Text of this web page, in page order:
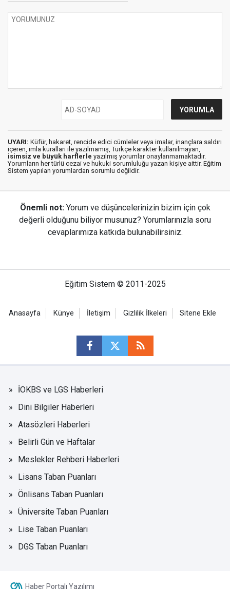
UYARI: Küfür, hakaret, rencide edici cümleler veya imalar, inançlara saldırı
içeren, imla kuralları ile yazılmamış, Türkçe karakter kullanılmayan,
isimsiz ve büyük harflerle yazılmış yorumlar onaylanmamaktadır.
Yorumların her türlü cezai ve hukuki sorumluluğu yazan kişiye aittir. Eğitim
Sistem yapılan yorumlardan sorumlu değildir.
Önemli not: Yorum ve düşüncelerinizin bizim için çok
değerli olduğunu biliyor musunuz? Yorumlarınızla soru
cevaplarımıza katkıda bulunabilirsiniz.
Eğitim Sistem © 2011-2025
Anasayfa Künye İletişim Gizlilik İlkeleri Sitene Ekle
İOKBS ve LGS Haberleri
Dini Bilgiler Haberleri
Atasözleri Haberleri
Belirli Gün ve Haftalar
Meslekler Rehberi Haberleri
Lisans Taban Puanları
Önlisans Taban Puanları
Üniversite Taban Puanları
Lise Taban Puanları
DGS Taban Puanları
Haber Portalı Yazılımı